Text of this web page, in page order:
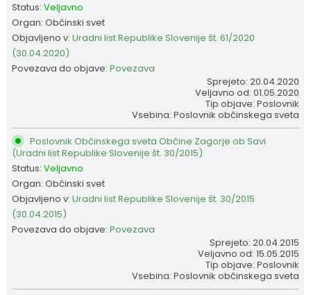
Status: Veljavno
Organ: Občinski svet
Objavljeno v: Uradni list Republike Slovenije št. 61/2020
(30.04.2020)
Povezava do objave: Povezava
Sprejeto: 20.04.2020
Veljavno od: 01.05.2020
Tip objave: Poslovnik
Vsebina: Poslovnik občinskega sveta
Poslovnik Občinskega sveta Občine Zagorje ob Savi
(Uradni list Republike Slovenije št. 30/2015)
Status: Veljavno
Organ: Občinski svet
Objavljeno v: Uradni list Republike Slovenije št. 30/2015
(30.04.2015)
Povezava do objave: Povezava
Sprejeto: 20.04.2015
Veljavno od: 15.05.2015
Tip objave: Poslovnik
Vsebina: Poslovnik občinskega sveta
Strateški dokumenti
Katalog informacij javnega značaja